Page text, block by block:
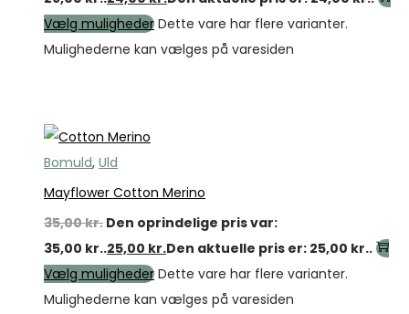
Vælg muligheder Dette vare har flere varianter.
Mulighederne kan vælges på varesiden
Bomuld, Uld
Mayflower Cotton Merino
35,00kr. Den oprindelige pris var:
35,00 kr..25,00 kr.Den aktuelle pris er: 25,00 kr..
Vælg muligheder Dette vare har flere varianter.
Mulighederne kan vælges på varesiden